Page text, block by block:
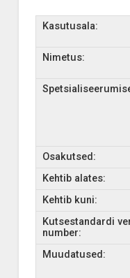
Kasutusala:
Nimetus:
Osakutsed:
Kehtib alates:
Kehtib kuni:
Kutsestandardi
number:
Muudatused: